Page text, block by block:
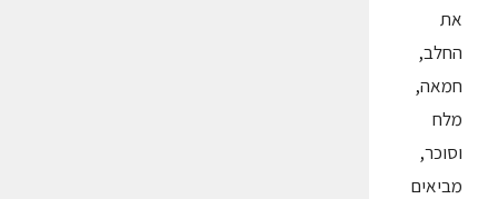
את
החלב,
חמאה,
מלח
וסוכר,
מביאים